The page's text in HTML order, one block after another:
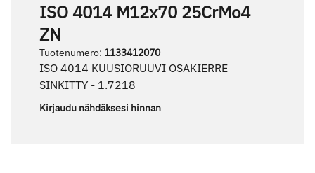
ISO 4014 M12x70 25CrMo4
ZN
Tuotenumero: 1133412070
ISO 4014 KUUSIORUUVI OSAKIERRE
SINKITTY - 1.7218
Kirjaudu nähdäksesi hinnan